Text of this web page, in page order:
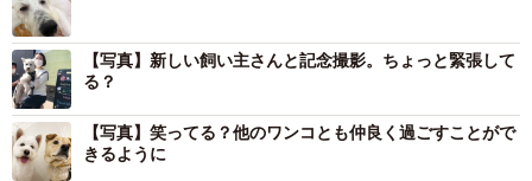
【写真】新しい飼い主さんと記念撮影。ちょっと緊張して
る？
【写真】笑ってる？他のワンコとも仲良く過ごすことがで
きるように